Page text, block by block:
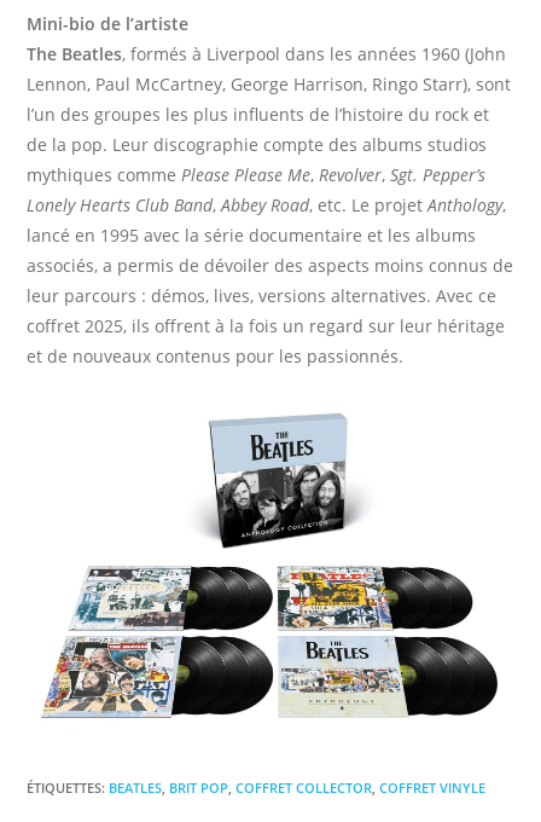
Mini-bio de l’artiste
The Beatles, formés à Liverpool dans les années 1960 (John
Lennon, Paul McCartney, George Harrison, Ringo Starr), sont
l’un des groupes les plus influents de l’histoire du rock et
de la pop. Leur discographie compte des albums studios
mythiques comme Please Please Me, Revolver,Sgt. Pepper’s
Lonely Hearts Club Band,Abbey Road, etc. Le projetAnthology,
lancé en 1995 avec la série documentaire et les albums
associés, a permis de dévoiler des aspects moins connus de
leur parcours : démos, lives, versions alternatives. Avec ce
coffret 2025, ils offrent à la fois un regard sur leur héritage
et de nouveaux contenus pour les passionnés.
ÉTIQUETTES: BEATLES, BRIT POP, COFFRET COLLECTOR, COFFRET VINYLE